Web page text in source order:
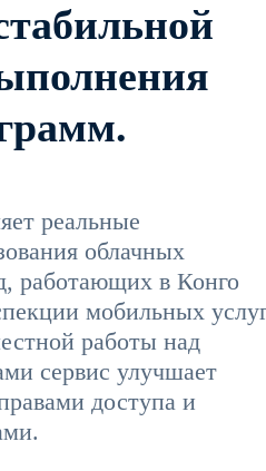
реальные
облачных
работающих в Конго
мобильных
работы над
сервис улучшает
доступа и